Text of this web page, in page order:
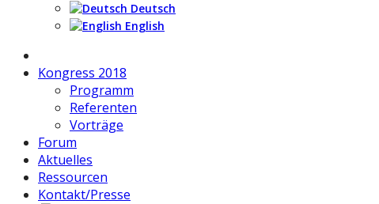
Deutsch
English
Kongress 2018
Programm
Referenten
Vorträge
Forum
Aktuelles
Ressourcen
Kontakt/Presse